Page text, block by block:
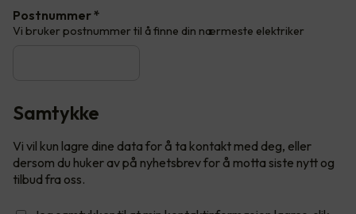
Postnummer*
Vi bruker postnummer til å finne din nærmeste elektriker
Samtykke
Vi vil kun lagre dine data for å ta kontakt med deg, eller
dersom du huker av på nyhetsbrev for å motta siste nytt og
tilbud fra oss.